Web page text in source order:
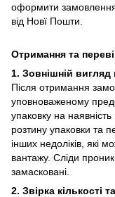
оформити замовлення
від Новї Пошти.
Отримання та
1. Зовнішній вигляд
Після отримання
уповноваженому
упаковку на
розтину упаковки та
інших недоліків, які
вантажу. Сліди
замасковані.
2. Звірка кількості